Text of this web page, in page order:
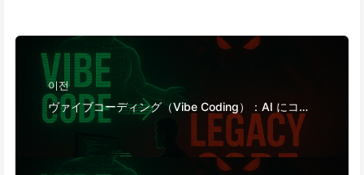
이전
ヴァイブコーディング（Vibe Coding）：AI にコー
ドを任せる瞬間、未来の保守権も譲り渡す——ゆっ
くり学ぶAI162